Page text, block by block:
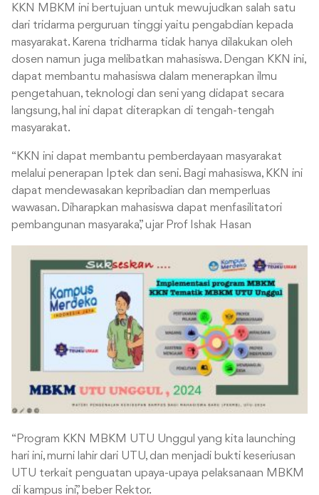
KKN MBKM ini bertujuan untuk mewujudkan salah satu
dari tridarma perguruan tinggi yaitu pengabdian kepada
masyarakat. Karena tridharma tidak hanya dilakukan oleh
dosen namun juga melibatkan mahasiswa. Dengan KKN ini,
dapat membantu mahasiswa dalam menerapkan ilmu
pengetahuan, teknologi dan seni yang didapat secara
langsung, hal ini dapat diterapkan di tengah-tengah
masyarakat.
“KKN ini dapat membantu pemberdayaan masyarakat
melalui penerapan Iptek dan seni. Bagi mahasiswa, KKN ini
dapat mendewasakan kepribadian dan memperluas
wawasan. Diharapkan mahasiswa dapat menfasilitatori
pembangunan masyaraka,” ujar Prof Ishak Hasan
“Program KKN MBKM UTU Unggul yang kita launching
hari ini, murni lahir dari UTU, dan menjadi bukti keseriusan
UTU terkait penguatan upaya-upaya pelaksanaan MBKM
di kampus ini,” beber Rektor.